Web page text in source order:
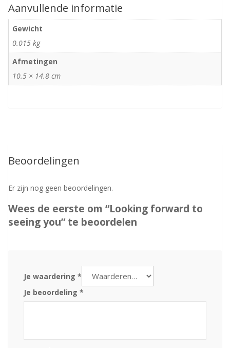
Aanvullende informatie
Gewicht
0.015 kg
Afmetingen
10.5 × 14.8 cm
Beoordelingen
Er zijn nog geen beoordelingen.
Wees de eerste om “Looking forward to
seeing you” te beoordelen
Je waardering *
Je beoordeling *